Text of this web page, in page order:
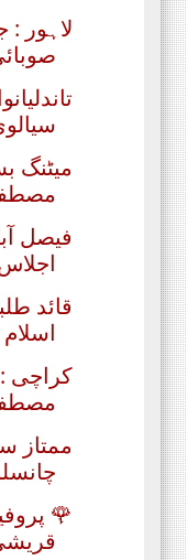
لاہور :
میٹنگ
قائد
کراچی
ممتاز
🌹